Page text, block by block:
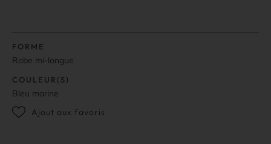
FORME
Robe mi-longue
COULEUR(S)
Bleu marine
Ajout aux favoris